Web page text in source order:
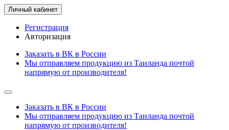
Личный кабинет
Регистрация
Авторизация
Заказать в ВК в России
Мы отправляем продукцию из Таиланда почтой
напрямую от производителя!
Заказать в ВК в России
Мы отправляем продукцию из Таиланда почтой
напрямую от производителя!